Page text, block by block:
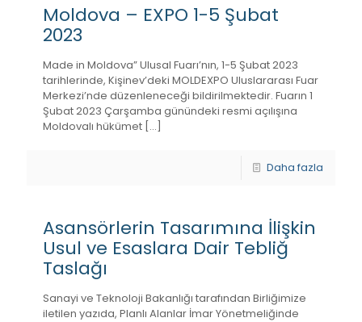
Moldova – EXPO 1-5 Şubat
2023
Made in Moldova” Ulusal Fuarı’nın, 1-5 Şubat 2023
tarihlerinde, Kişinev’deki MOLDEXPO Uluslararası Fuar
Merkezi’nde düzenleneceği bildirilmektedir. Fuarın 1
Şubat 2023 Çarşamba günündeki resmi açılışına
Moldovalı hükümet […]
Daha fazla
Asansörlerin Tasarımına İlişkin
Usul ve Esaslara Dair Tebliğ
Taslağı
Sanayi ve Teknoloji Bakanlığı tarafından Birliğimize
iletilen yazıda, Planlı Alanlar İmar Yönetmeliğinde